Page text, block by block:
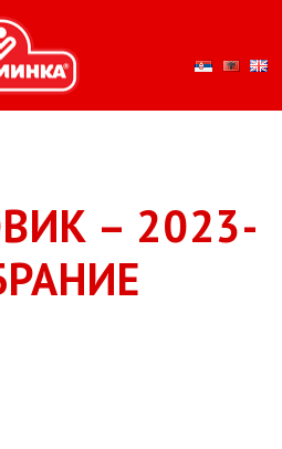
– 2023-